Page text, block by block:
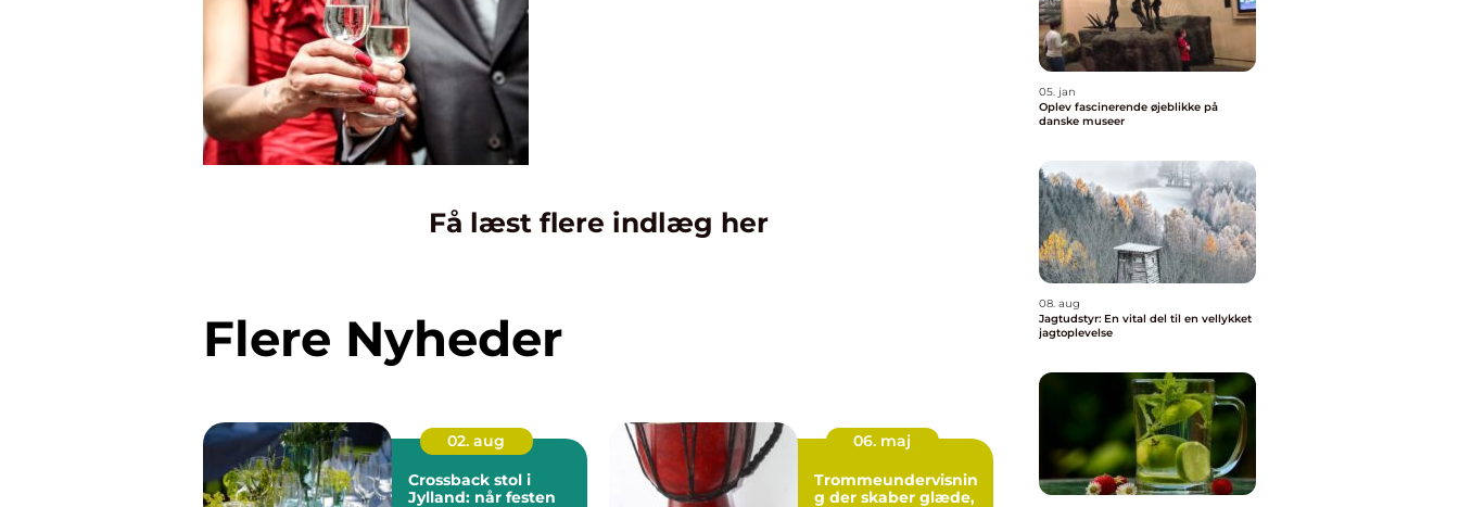
Få læst flere indlæg her
Flere Nyheder
02. aug
Crossback stol i
Jylland: når festen
06. maj
Trommeundervisnin
g der skaber glæde,
05. jan
Oplev fascinerende øjeblikke på
danske museer
08. aug
Jagtudstyr: En vital del til en vellykket
jagtoplevelse